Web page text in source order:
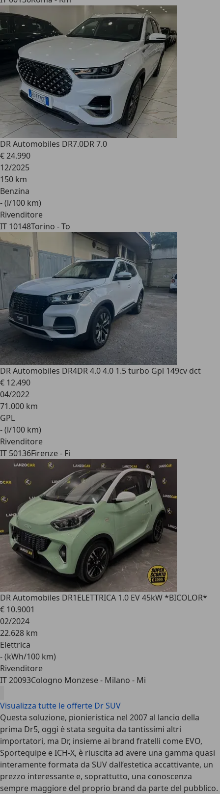
DR Automobiles DR7.0DR 7.0
€ 24.990
12/2025
150 km
Benzina
- (l/100 km)
Rivenditore
IT 10148Torino - To
DR Automobiles DR4DR 4.0 4.0 1.5 turbo Gpl 149cv dct
€ 12.490
04/2022
71.000 km
GPL
- (l/100 km)
Rivenditore
IT 50136Firenze - Fi
DR Automobiles DR1ELETTRICA 1.0 EV 45kW *BICOLOR*
€ 10.9001
02/2024
22.628 km
Elettrica
- (kWh/100 km)
Rivenditore
IT 20093Cologno Monzese - Milano - Mi
Visualizza tutte le offerte Dr SUV
Questa soluzione, pionieristica nel 2007 al lancio della
prima Dr5, oggi è stata seguita da tantissimi altri
importatori, ma Dr, insieme ai brand fratelli come EVO,
Sportequipe e ICH-X, è riuscita ad avere una gamma quasi
interamente formata da SUV dall’estetica accattivante, un
prezzo interessante e, soprattutto, una conoscenza
sempre maggiore del proprio brand da parte del pubblico.